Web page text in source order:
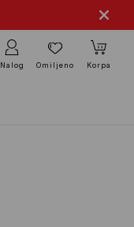
Nalog Omiljeno Korpa